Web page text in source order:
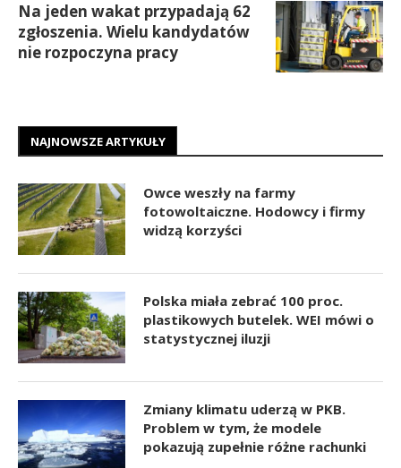
Na jeden wakat przypadają 62
zgłoszenia. Wielu kandydatów
nie rozpoczyna pracy
NAJNOWSZE ARTYKUŁY
Owce weszły na farmy
fotowoltaiczne. Hodowcy i firmy
widzą korzyści
Polska miała zebrać 100 proc.
plastikowych butelek. WEI mówi o
statystycznej iluzji
Zmiany klimatu uderzą w PKB.
Problem w tym, że modele
pokazują zupełnie różne rachunki